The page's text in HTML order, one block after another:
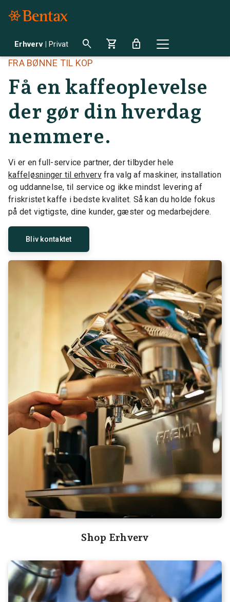
Erhverv | Privat search shopping_cart lock
FRA BØNNE TIL KOP
Få en kaffeoplevelse
der gør din hverdag
nemmere.
Vi er en full-service partner, der tilbyder hele
kaffeløsninger til erhvervfra valg af maskiner, installation
og uddannelse, til service og ikke mindst levering af
friskristet kaffe i bedste kvalitet. Så kan du holde fokus
på det vigtigste, dine kunder, gæster og medarbejdere.
Bliv kontaktet
Shop Erhverv